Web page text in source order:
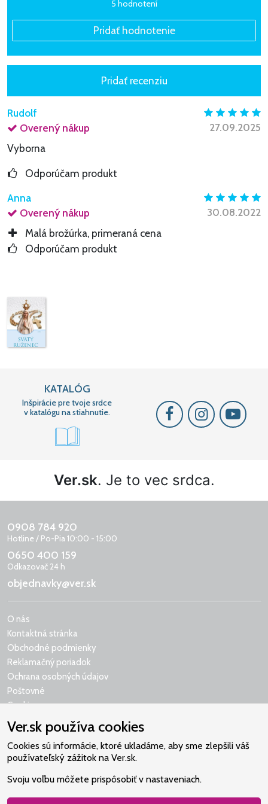
5 hodnotení
Rudolf
Overený nákup
27.09.2025
Vyborna
Odporúčam produkt
Anna
Overený nákup
30.08.2022
Malá brožúrka, primeraná cena
Odporúčam produkt
KATALÓG
Inšpirácie pre tvoje srdce
v katalógu na stiahnutie.
Ver.sk. Je to vec srdca.
0908 784 920
Hotline / Po-Pia 10:00 - 15:00
0650 400 159
Odkazovač 24 h
objednavky@ver.sk
O nás
Kontaktná stránka
Obchodné podmienky
Reklamačný poriadok
Ochrana osobných údajov
Poštovné
Cookies
Naše srdce je v Martindome.
Podporujeme aktivity spoločenstva,
ktoré pomáha nájsť vzťah s Bohom.
Ver.sk používa cookies
Cookies sú informácie, ktoré ukladáme, aby sme zlepšili váš
používateľský zážitok na Ver.sk.
Svoju voľbu môžete prispôsobiť v nastaveniach.